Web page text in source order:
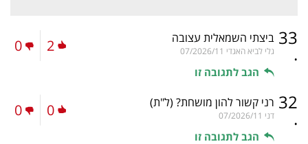
33
.
ביצתי השמאלית עצובה
גלי לביא האגדי 07/2026/11
הגב לתגובה זו
2
0
32
.
רני קשור להון מושחת? (ל"ת)
דני 07/2026/11
הגב לתגובה זו
0
0